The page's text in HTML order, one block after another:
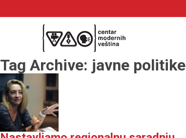
Tag Archive: javne politike